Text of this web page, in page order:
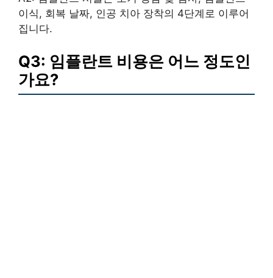
이식, 회복 날짜, 인공 치아 장착의 4단계로 이루어
집니다.
Q3: 임플란트 비용은 어느 정도인
가요?